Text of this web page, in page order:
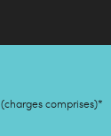
(charges comprises)*